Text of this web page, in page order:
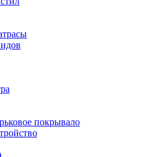
покрывало